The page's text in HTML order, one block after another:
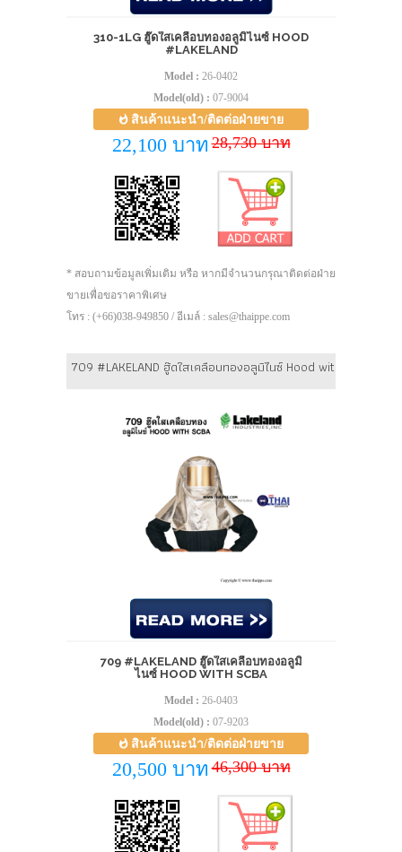
310-1LG ฮู๊ดใสเคลือบทองอลูมิไนซ์ HOOD
#LAKELAND
Model : 26-0402
Model(old) : 07-9004
สินค้าแนะนำ/ติดต่อฝ่ายขาย
22,100 บาท 28,730 บาท
* สอบถามข้อมูลเพิ่มเติม หรือ หากมีจำนวนกรุณาติดต่อฝ่าย
ขายเพื่อขอราคาพิเศษ
โทร : (+66)038-949850 / อีเมล์ : sales@thaippe.com
709 #LAKELAND ฮู๊ดใสเคลือบทองอลูมิไนซ์ Hood with SCBA
709 #LAKELAND ฮู๊ดใสเคลือบทองอลูมิ
ไนซ์ HOOD WITH SCBA
Model : 26-0403
Model(old) : 07-9203
สินค้าแนะนำ/ติดต่อฝ่ายขาย
20,500 บาท 46,300 บาท